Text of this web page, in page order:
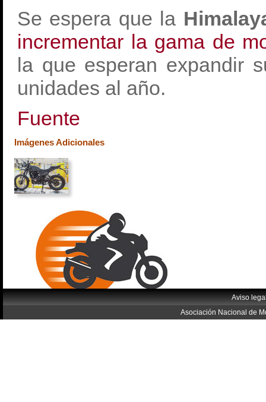
Se espera que la
incrementar la gama de
la que esperan expandir
unidades al año.
Fuente
Imágenes Adicionales
Aviso
Asociación Nacional de